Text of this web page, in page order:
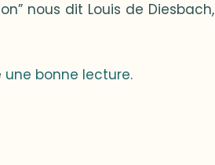
nous dit Louis de Diesbach,
une bonne lecture.